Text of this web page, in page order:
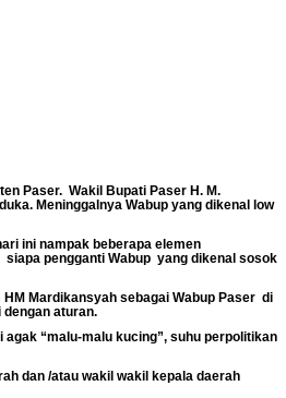
Paser. Wakil Bupati Paser H. M.
Meninggalnya Wabup yang dikenal low
ini nampak beberapa elemen
pengganti Wabup yang dikenal sosok
Mardikansyah sebagai Wabup Paser di
aturan.
“malu-malu kucing”, suhu perpolitikan
dan /atau wakil wakil kepala daerah